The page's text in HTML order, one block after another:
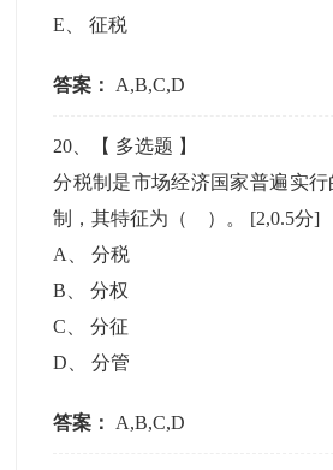
E 、征税
答案： A,B,C,D
20 、【 多选题 】
分税制是市场经济国家普遍实
制，其特征为（ ）。 [2,0.5分]
A
、分税
B 、分权
C 、分征
D 、分管
答案： A,B,C,D